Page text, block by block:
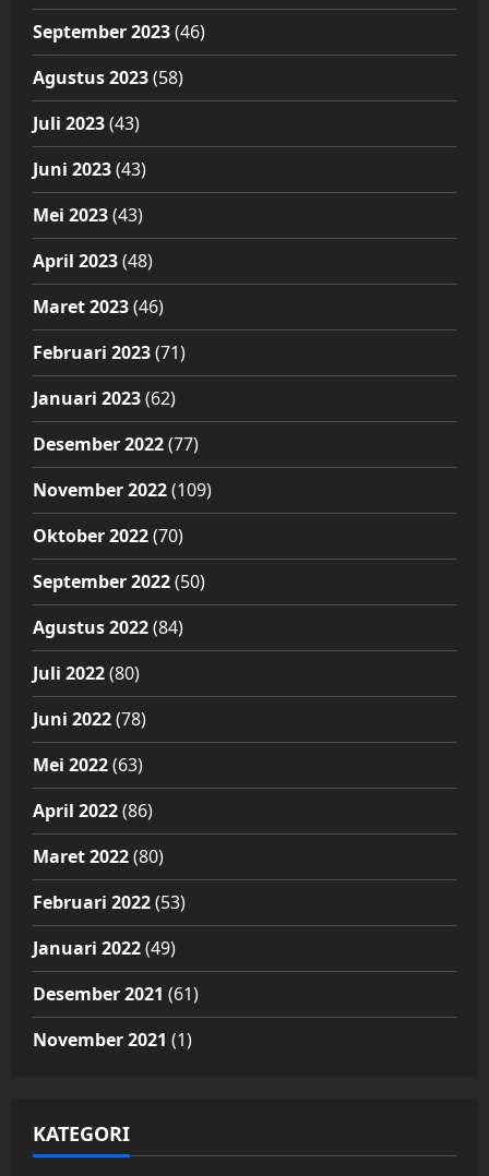
September 2023(46)
Agustus 2023(58)
Juli 2023(43)
Juni 2023(43)
Mei 2023(43)
April 2023(48)
Maret 2023(46)
Februari 2023(71)
Januari 2023(62)
Desember 2022(77)
November 2022(109)
Oktober 2022(70)
September 2022(50)
Agustus 2022(84)
Juli 2022(80)
Juni 2022(78)
Mei 2022(63)
April 2022(86)
Maret 2022(80)
Februari 2022(53)
Januari 2022(49)
Desember 2021 (61)
November 2021 (1)
KATEGORI